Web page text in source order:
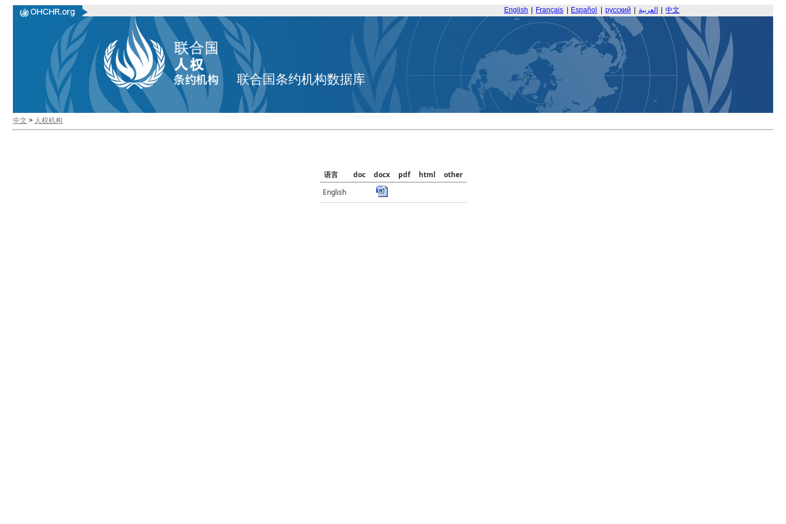
English Français Español русский العربية 中文
联合国条约机构数据库
中文 > 人权机构
语言 doc docx pdf html
other
English